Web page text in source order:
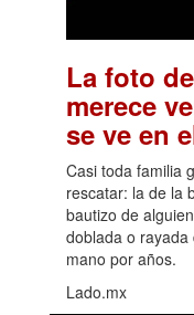
La foto
merece
se ve en
Casi toda familia
rescatar: la de la
bautizo de
doblada o
mano por años.
Lado.mx